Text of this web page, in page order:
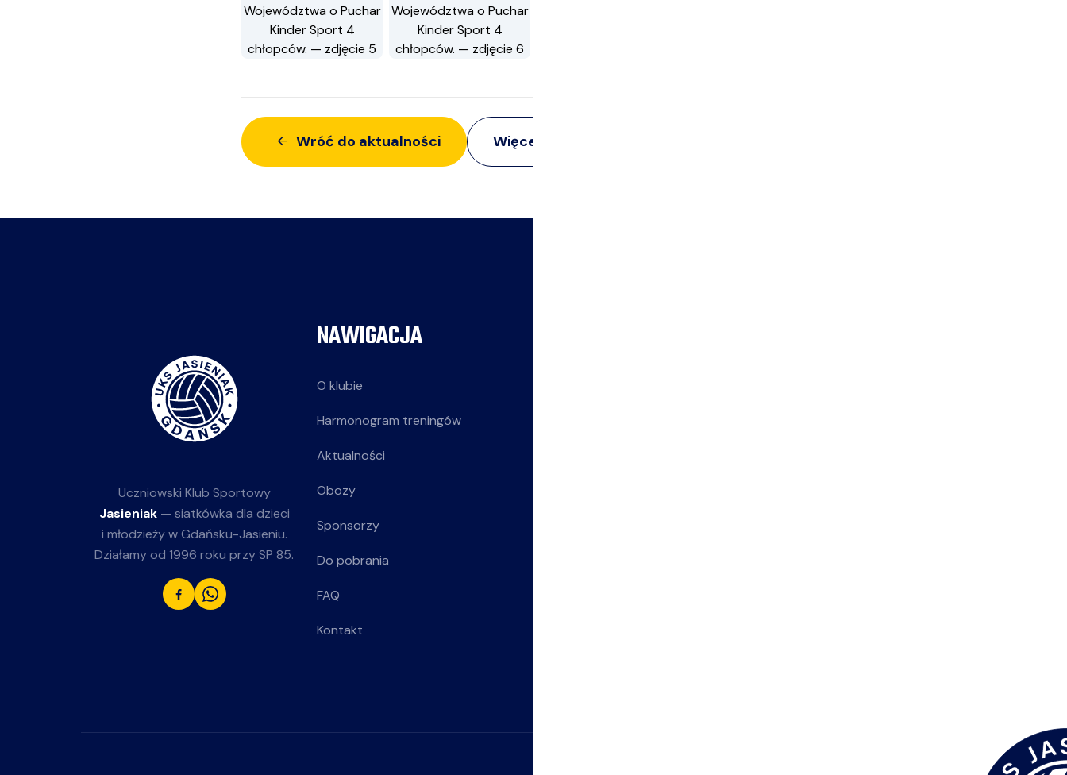
Wróć do aktualności Więcej z:
Uczniowski Klub Sportowy
Jasieniak— siatkówka dla dzieci
i młodzieży w Gdańsku-Jasieniu.
Działamy od 1996 roku przy SP 85.
NAWIGACJA
O klubie
Harmonogram treningów
Aktualności
Obozy
Sponsorzy
Do pobrania
FAQ
Kontakt